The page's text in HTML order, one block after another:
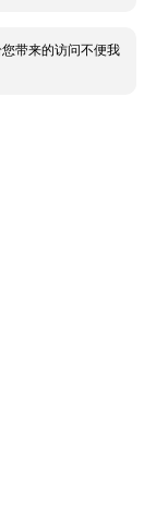
带来的访问不便我